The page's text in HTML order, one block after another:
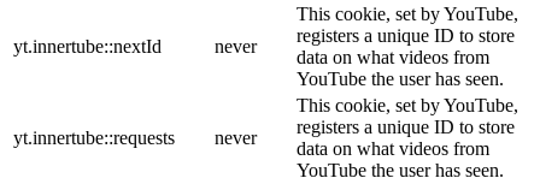
yt.innertube::nextId never
This cookie, set by YouTube,
registers a unique ID to store
data on what videos from
YouTube the user has seen.
yt.innertube::requests never
This cookie, set by YouTube,
registers a unique ID to store
data on what videos from
YouTube the user has seen.